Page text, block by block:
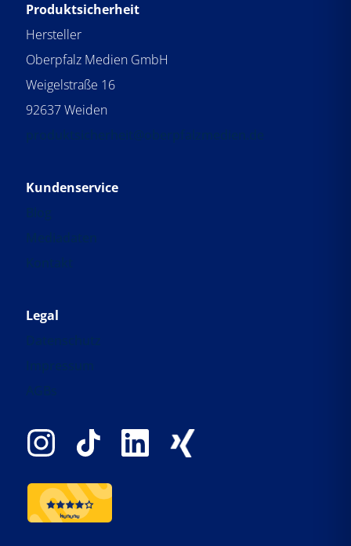
Produktsicherheit
Hersteller
Oberpfalz Medien GmbH
Weigelstraße 16
92637 Weiden
produktsicherheit@oberpfalzmedien.de
Kundenservice
Blog
Mediadaten
Kontakt
Legal
Datenschutz
Impressum
AGBs